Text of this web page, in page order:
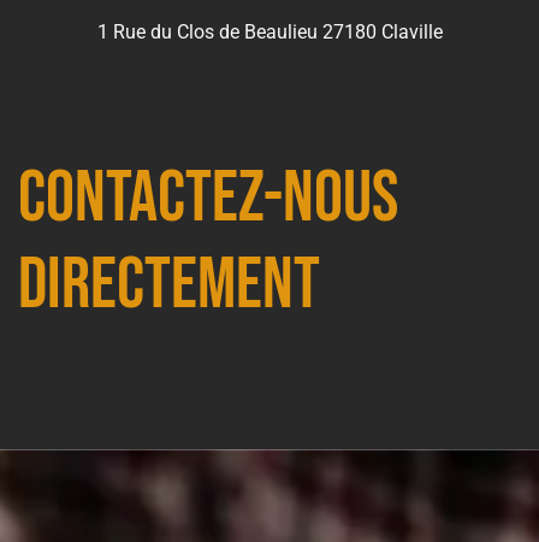
1 Rue du Clos de Beaulieu 27180 Claville
Contactez-nous
directement